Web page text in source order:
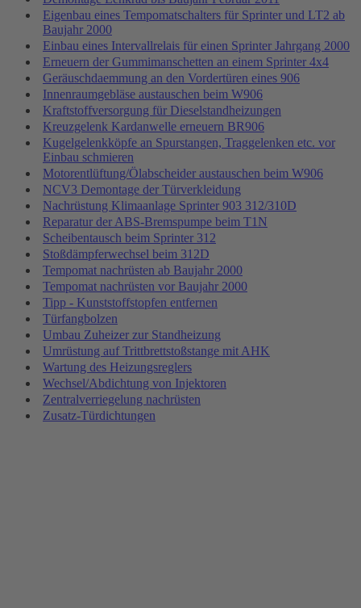
Eigenbau eines Tempomatschalters für Sprinter und LT2 ab
Baujahr 2000
Einbau eines Intervallrelais für einen Sprinter Jahrgang 2000
Erneuern der Gummimanschetten an einem Sprinter 4x4
Geräuschdaemmung an den Vordertüren eines 906
Innenraumgebläse austauschen beim W906
Kraftstoffversorgung für Dieselstandheizungen
Kreuzgelenk Kardanwelle erneuern BR906
Kugelgelenkköpfe an Spurstangen, Traggelenken etc. vor
Einbau schmieren
Motorentlüftung/Ölabscheider austauschen beim W906
NCV3 Demontage der Türverkleidung
Nachrüstung Klimaanlage Sprinter 903 312/310D
Reparatur der ABS-Bremspumpe beim T1N
Scheibentausch beim Sprinter 312
Stoßdämpferwechsel beim 312D
Tempomat nachrüsten ab Baujahr 2000
Tempomat nachrüsten vor Baujahr 2000
Tipp - Kunststoffstopfen entfernen
Türfangbolzen
Umbau Zuheizer zur Standheizung
Umrüstung auf Trittbrettstoßstange mit AHK
Wartung des Heizungsreglers
Wechsel/Abdichtung von Injektoren
Zentralverriegelung nachrüsten
Zusatz-Türdichtungen